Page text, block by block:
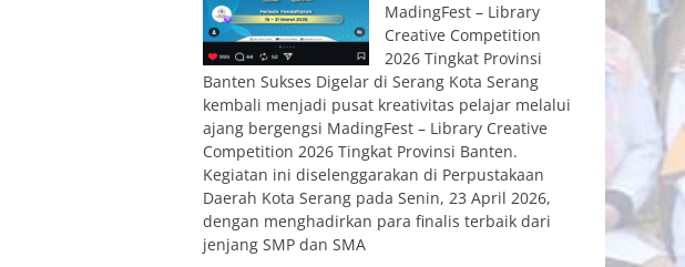
MadingFest – Library
Creative Competition
2026 Tingkat Provinsi
Banten Sukses Digelar di Serang Kota Serang
kembali menjadi pusat kreativitas pelajar melalui
ajang bergengsi MadingFest – Library Creative
Competition 2026 Tingkat Provinsi Banten.
Kegiatan ini diselenggarakan di Perpustakaan
Daerah Kota Serang pada Senin, 23 April 2026,
dengan menghadirkan para finalis terbaik dari
jenjang SMP dan SMA